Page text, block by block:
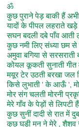
ॐ
कुछ पुराने पेड़ बाकी हैं
यादों के पीपल लहराते
सघन बदली दबे पाँव आती
कुछ नमी लिए संध्या छम से
अमुवा बगिया से सरसराती
कोयल कूकती सुनाती गीत
मयूर टेर उठती बरखा जल
किसे लुभाती ' के आऊँ ',
मोर संग चलती मोरनी
मेरे गाँव के पेड़ों से लिपटी
कुछ सुनीं दादी से रात में
कुछ घड़ी मन ने मेरे , शैशव